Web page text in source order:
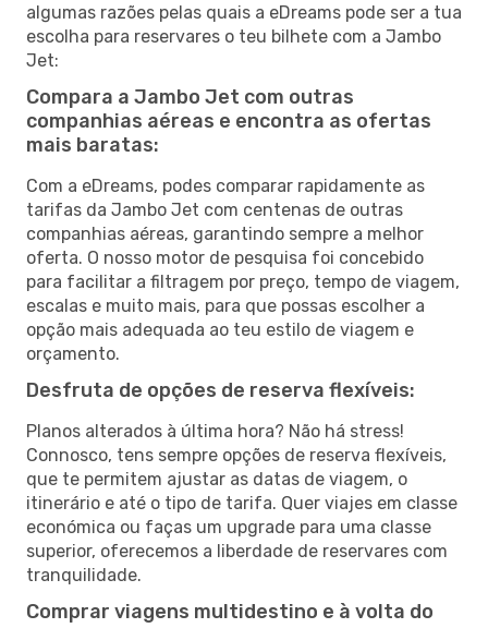
algumas razões pelas quais a eDreams pode ser a tua
escolha para reservares o teu bilhete com a Jambo
Jet:
Compara a Jambo Jet com outras
companhias aéreas e encontra as ofertas
mais baratas:
Com a eDreams, podes comparar rapidamente as
tarifas da Jambo Jet com centenas de outras
companhias aéreas, garantindo sempre a melhor
oferta. O nosso motor de pesquisa foi concebido
para facilitar a filtragem por preço, tempo de viagem,
escalas e muito mais, para que possas escolher a
opção mais adequada ao teu estilo de viagem e
orçamento.
Desfruta de opções de reserva flexíveis:
Planos alterados à última hora? Não há stress!
Connosco, tens sempre opções de reserva flexíveis,
que te permitem ajustar as datas de viagem, o
itinerário e até o tipo de tarifa. Quer viajes em classe
económica ou faças um upgrade para uma classe
superior, oferecemos a liberdade de reservares com
tranquilidade.
Comprar viagens multidestino e à volta do